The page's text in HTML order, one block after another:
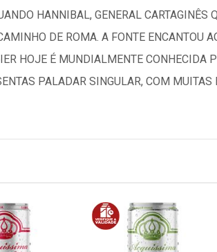
HANNIBAL, GENERAL CARTAGINÊS
DE ROMA. A FONTE ENCANTOU
HOJE É MUNDIALMENTE CONHECIDA
PALADAR SINGULAR, COM